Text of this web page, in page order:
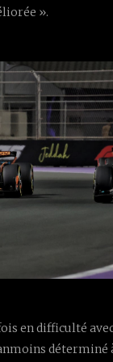
».
en difficulté
déterminé